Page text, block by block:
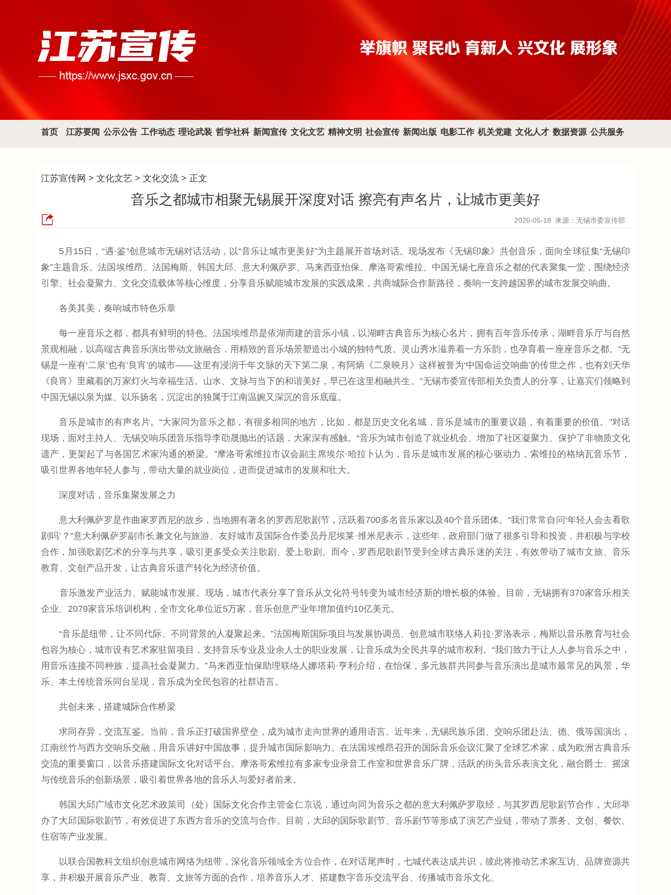
首页 江苏要闻 公示公告 工作动态 理论武装 哲学社科 新闻宣传 文化文艺 精神文明 社会宣传 新闻出版 电影工作 机关党建 文化人才 数据资源 公共服务
江苏宣传网 > 文化文艺 > 文化交流 > 正文
音乐之都城市相聚无锡展开深度对话 擦亮有声名片，让城市更美好
2026-05-18 来源：无锡市委宣传部
5月15日，“遇·鉴”创意城市无锡对话活动，以“音乐让城市更美好”为主题展开首场对话。现场发布《无锡印象》共创音乐，面向全球征集“无锡印
象”主题音乐。法国埃维昂、法国梅斯、韩国大邱、意大利佩萨罗、马来西亚怡保、摩洛哥索维拉、中国无锡七座音乐之都的代表聚集一堂，围绕经济
引擎、社会凝聚力、文化交流载体等核心维度，分享音乐赋能城市发展的实践成果，共商城际合作新路径，奏响一支跨越国界的城市发展交响曲。
各美其美，奏响城市特色乐章
每一座音乐之都，都具有鲜明的特色。法国埃维昂是依湖而建的音乐小镇，以湖畔古典音乐为核心名片，拥有百年音乐传承，湖畔音乐厅与自然
景观相融，以高端古典音乐演出带动文旅融合，用精致的音乐场景塑造出小城的独特气质。灵山秀水滋养着一方乐韵，也孕育着一座座音乐之都。“无
锡是一座有‘二泉’也有‘良宵’的城市——这里有浸润千年文脉的天下第二泉，有阿炳《二泉映月》这样被誉为‘中国命运交响曲’的传世之作，也有刘天华
《良宵》里藏着的万家灯火与幸福生活。山水、文脉与当下的和谐美好，早已在这里相融共生。”无锡市委宣传部相关负责人的分享，让嘉宾们领略到
中国无锡以泉为媒、以乐扬名，沉淀出的独属于江南温婉又深沉的音乐底蕴。
音乐是城市的有声名片。“大家同为音乐之都，有很多相同的地方，比如，都是历史文化名城，音乐是城市的重要议题，有着重要的价值。”对话
现场，面对主持人、无锡交响乐团音乐指导李劭晟抛出的话题，大家深有感触。“音乐为城市创造了就业机会、增加了社区凝聚力、保护了非物质文化
遗产，更架起了与各国艺术家沟通的桥梁。”摩洛哥索维拉市议会副主席埃尔·哈拉卜认为，音乐是城市发展的核心驱动力，索维拉的格纳瓦音乐节，
吸引世界各地年轻人参与，带动大量的就业岗位，进而促进城市的发展和壮大。
深度对话，音乐集聚发展之力
意大利佩萨罗是作曲家罗西尼的故乡，当地拥有著名的罗西尼歌剧节，活跃着700多名音乐家以及40个音乐团体。“我们常常自问‘年轻人会去看歌
剧吗’？”意大利佩萨罗副市长兼文化与旅游、友好城市及国际合作委员丹尼埃莱·维米尼表示，这些年，政府部门做了很多引导和投资，并积极与学校
合作，加强歌剧艺术的分享与共享，吸引更多受众关注歌剧、爱上歌剧。而今，罗西尼歌剧节受到全球古典乐迷的关注，有效带动了城市文旅、音乐
教育、文创产品开发，让古典音乐遗产转化为经济价值。
音乐激发产业活力、赋能城市发展。现场，城市代表分享了音乐从文化符号转变为城市经济新的增长极的体验。目前，无锡拥有370家音乐相关
企业、2079家音乐培训机构，全市文化单位近5万家，音乐创意产业年增加值约10亿美元。
“音乐是纽带，让不同代际、不同背景的人凝聚起来。”法国梅斯国际项目与发展协调员、创意城市联络人莉拉·罗洛表示，梅斯以音乐教育与社会
包容为核心，城市设有艺术家驻留项目，支持音乐专业及业余人士的职业发展，让音乐成为全民共享的城市权利。“我们致力于让人人参与音乐之中，
用音乐连接不同种族，提高社会凝聚力。”马来西亚怡保助理联络人娜塔莉·亨利介绍，在怡保，多元族群共同参与音乐演出是城市最常见的风景，华
乐、本土传统音乐同台呈现，音乐成为全民包容的社群语言。
共创未来，搭建城际合作桥梁
求同存异，交流互鉴。当前，音乐正打破国界壁垒，成为城市走向世界的通用语言。近年来，无锡民族乐团、交响乐团赴法、德、俄等国演出，
江南丝竹与西方交响乐交融，用音乐讲好中国故事，提升城市国际影响力。在法国埃维昂召开的国际音乐会议汇聚了全球艺术家，成为欧洲古典音乐
交流的重要窗口，以音乐搭建国际文化对话平台。摩洛哥索维拉有多家专业录音工作室和世界音乐厂牌，活跃的街头音乐表演文化，融合爵士、摇滚
与传统音乐的创新场景，吸引着世界各地的音乐人与爱好者前来。
韩国大邱广域市文化艺术政策司（处）国际文化合作主管金仁京说，通过向同为音乐之都的意大利佩萨罗取经，与其罗西尼歌剧节合作，大邱举
办了大邱国际歌剧节，有效促进了东西方音乐的交流与合作。目前，大邱的国际歌剧节、音乐剧节等形成了演艺产业链，带动了票务、文创、餐饮、
住宿等产业发展。
以联合国教科文组织创意城市网络为纽带，深化音乐领域全方位合作，在对话尾声时，七城代表达成共识，彼此将推动艺术家互访、品牌资源共
享，并积极开展音乐产业、教育、文旅等方面的合作，培养音乐人才、搭建数字音乐交流平台、传播城市音乐文化。